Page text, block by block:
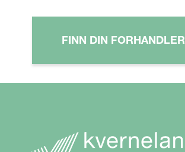
FINN DIN FORHANDLER